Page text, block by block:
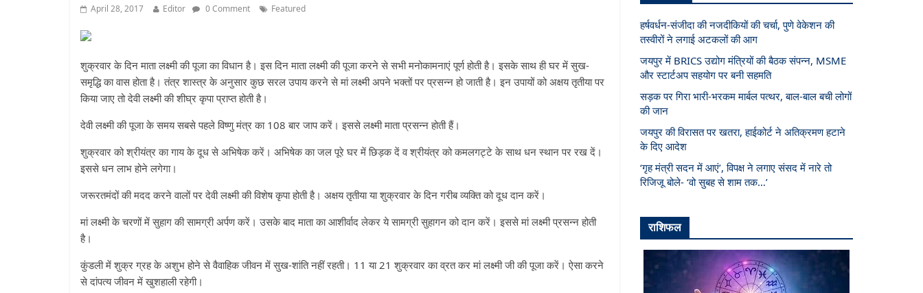
April 28, 2017 Editor 0 Comment Featured
शुक्रवार के दिन माता लक्ष्मी की पूजा का विधान है। इस दिन माता लक्ष्मी की पूजा करने से सभी मनोकामनाएं पूर्ण होती है। इसके साथ ही घर में सुख-
समृद्धि का वास होता है। तंत्र शास्त्र के अनुसार कुछ सरल उपाय करने से मां लक्ष्मी अपने भक्तों पर प्रसन्न हो जाती है। इन उपायों को अक्षय तृतीया पर
किया जाए तो देवी लक्ष्मी की शीघ्र कृपा प्राप्त होती है।
देवी लक्ष्मी की पूजा के समय सबसे पहले विष्णु मंत्र का 108 बार जाप करें। इससे लक्ष्मी माता प्रसन्न होती हैं।
शुक्रवार को श्रीयंत्र का गाय के दूध से अभिषेक करें। अभिषेक का जल पूरे घर में छिड़क दें व श्रीयंत्र को कमलगट्टे के साथ धन स्थान पर रख दें।
इससे धन लाभ होने लगेगा।
जरूरतमंदों की मदद करने वालों पर देवी लक्ष्मी की विशेष कृपा होती है। अक्षय तृतीया या शुक्रवार के दिन गरीब व्यक्ति को दूध दान करें।
मां लक्ष्मी के चरणों में सुहाग की सामग्री अर्पण करें। उसके बाद माता का आशीर्वाद लेकर ये सामग्री सुहागन को दान करें। इससे मां लक्ष्मी प्रसन्न होती
है।
कुंडली में शुक्र ग्रह के अशुभ होने से वैवाहिक जीवन में सुख-शांति नहीं रहती। 11 या 21 शुक्रवार का व्रत कर मां लक्ष्मी जी की पूजा करें। ऐसा करने
से दांपत्य जीवन में खुशहाली रहेगी।
हर्षवर्धन-संजीदा की नजदीकियों की चर्चा, पुणे वेकेशन की
तस्वीरों ने लगाई अटकलों की आग
जयपुर में BRICS उद्योग मंत्रियों की बैठक संपन्न, MSME
और स्टार्टअप सहयोग पर बनी सहमति
सड़क पर गिरा भारी-भरकम मार्बल पत्थर, बाल-बाल बची लोगों
की जान
जयपुर की विरासत पर खतरा, हाईकोर्ट ने अतिक्रमण हटाने
के दिए आदेश
‘गृह मंत्री सदन में आएं’, विपक्ष ने लगाए संसद में नारे तो
रिजिजू बोले- ‘वो सुबह से शाम तक…’
राशिफल